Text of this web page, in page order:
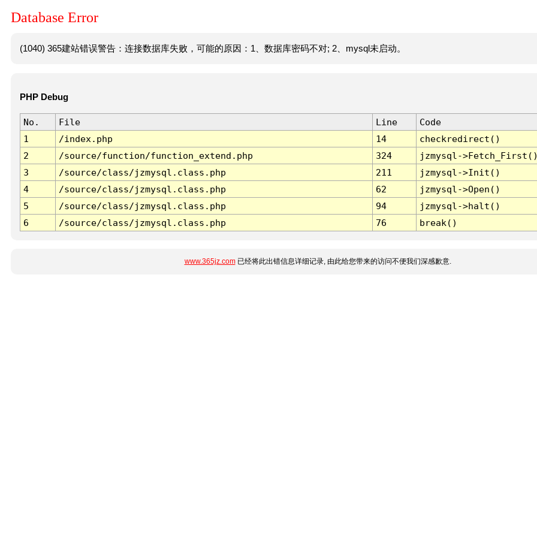
Database Error
(1040) 365建站错误警告：连接数据库失败，可能的原因：1、数据库密码不对; 2、mysql未启动。
PHP Debug
No. File Line
Code
1
/index.php 14
checkredirect()
2
/source/function/function_extend.php 324
jzmysql-
3
/source/class/jzmysql.class.php 211
jzmysql->Init()
4
/source/class/jzmysql.class.php 62
jzmysql->Open()
5
/source/class/jzmysql.class.php 94
jzmysql->halt()
6
/source/class/jzmysql.class.php 76 break()
www.365jz.com已经将此出错信息详细记录, 由此给您带来的访问不便我们深感歉意.